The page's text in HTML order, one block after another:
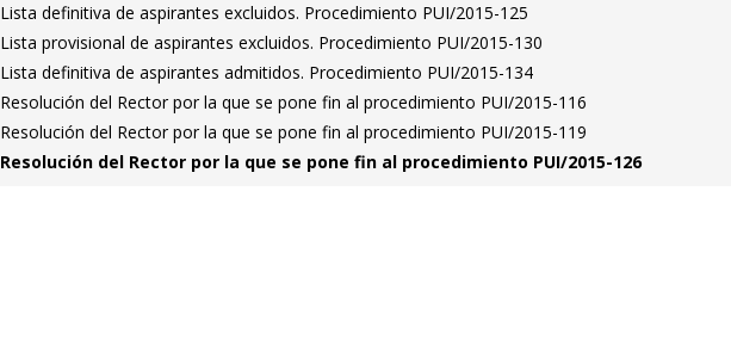
Lista definitiva de aspirantes excluidos. Procedimiento PUI/2015-125
Lista provisional de aspirantes excluidos. Procedimiento PUI/2015-130
Lista definitiva de aspirantes admitidos. Procedimiento PUI/2015-134
Resolución del Rector por la que se pone fin al procedimiento PUI/2015-116
Resolución del Rector por la que se pone fin al procedimiento PUI/2015-119
Resolución del Rector por la que se pone fin al procedimiento PUI/2015-126